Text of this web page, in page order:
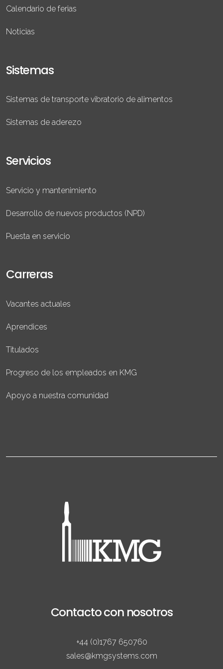
Calendario de ferias
Noticias
Sistemas
Sistemas de transporte vibratorio de alimentos
Sistemas de aderezo
Servicios
Servicio y mantenimiento
Desarrollo de nuevos productos (NPD)
Puesta en servicio
Carreras
Vacantes actuales
Aprendices
Titulados
Progreso de los empleados en KMG
Apoyo a nuestra comunidad
Contacto con nosotros
+44 (0)1767 650760
sales@kmgsystems.com